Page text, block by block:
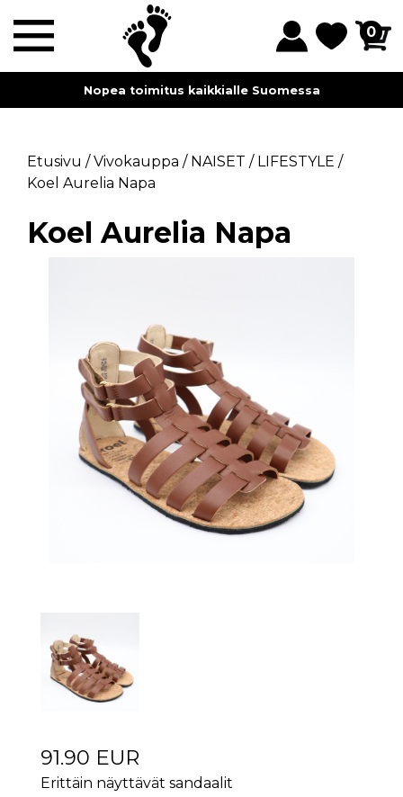
0
Nopea toimitus kaikkialle Suomessa
Etusivu /Vivokauppa / NAISET / LIFESTYLE /
Koel Aurelia Napa
Koel Aurelia Napa
91.90 EUR
Erittäin näyttävät sandaalit